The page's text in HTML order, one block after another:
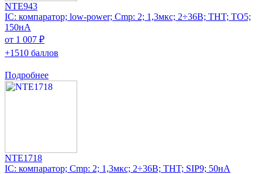
NTE943
IC: компаратор; low-power; Cmp: 2; 1,3мкс; 2÷36В; THT; TO5;
150нА
от 1 007 ₽
+1510 баллов
Подробнее
NTE1718
IC: компаратор; Cmp: 2; 1,3мкс; 2÷36В; THT; SIP9; 50нА